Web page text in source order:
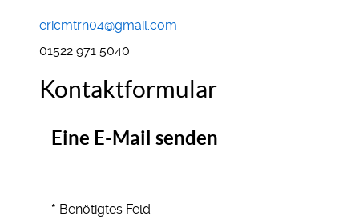
E-Mail:
ericmtrn04@gmail.com
Mobil:
01522 971 5040
Kontaktformular
Eine E-Mail senden
* Benötigtes Feld